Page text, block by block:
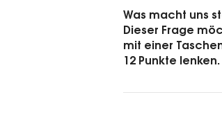
Was macht uns
Dieser Frage
mit einer
12 Punkte lenken.